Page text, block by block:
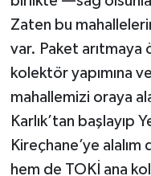
Zaten bu
var. Paket
kolektör yapımına
mahallemizi oraya
Karlık’tan başlayıp
Kireçhane’ye
hem de TOKİ ana